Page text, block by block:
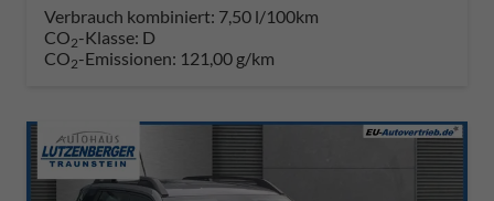
Verbrauch kombiniert: 7,50 l/100km
CO2-Klasse: D
CO2-Emissionen: 121,00 g/km